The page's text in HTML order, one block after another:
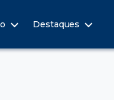
Destaques